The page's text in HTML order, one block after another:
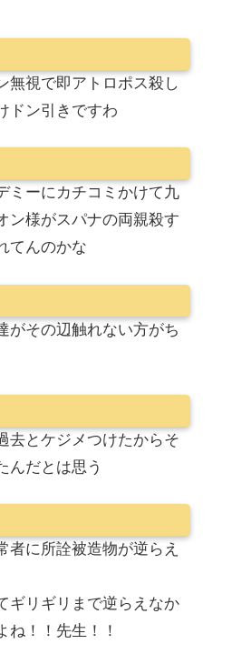
視で即アトロポス殺し
ドン引きですわ
ミーにカチコミかけて九
ン様がスパナの両親殺す
てんのかな
がその辺触れない方がち
去とケジメつけたからそ
んだとは思う
者に所詮被造物が逆らえ
ギリギリまで逆らえなか
ね！！先生！！